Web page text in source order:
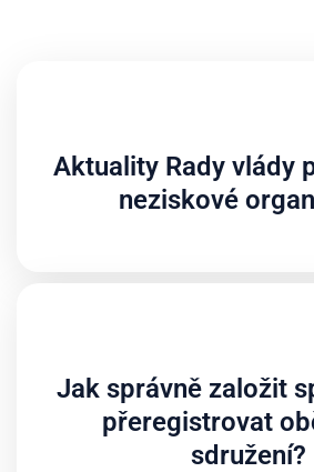
Aktuality Rady vlády
neziskové
Jak správně založit
přeregistrovat
sdružení?